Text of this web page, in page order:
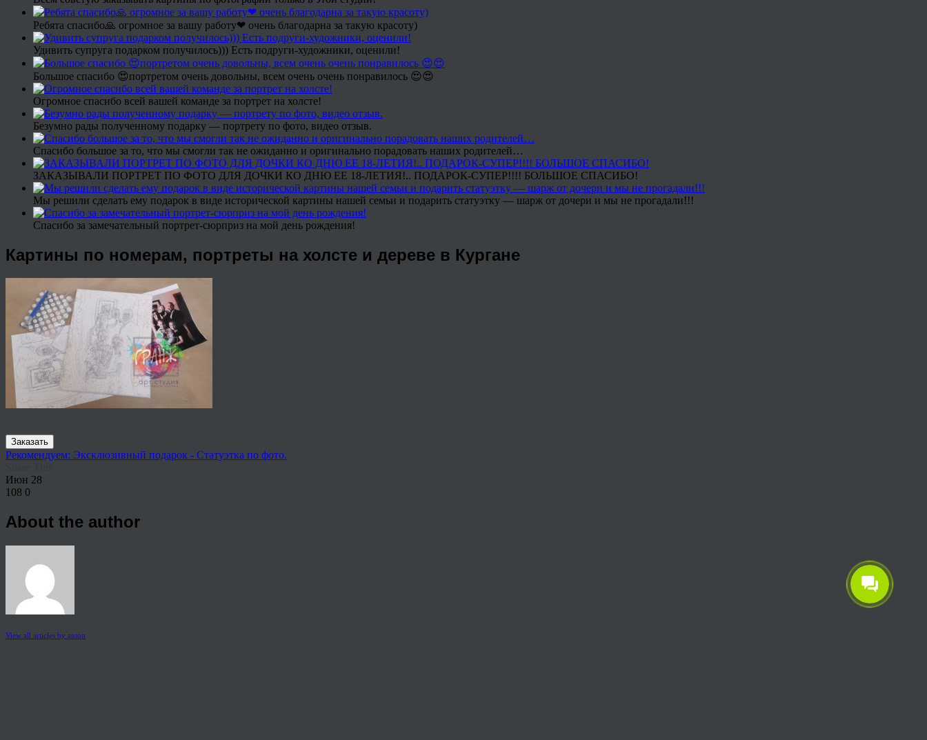
Ребята спасибо🙏 огромное за вашу работу❤ очень благодарна за такую красоту)
Удивить супруга подарком получилось))) Есть подруги-художники, оценили!
Большое спасибо 😍портретом очень довольны, всем очень очень понравилось 😍😍
Огромное спасибо всей вашей команде за портрет на холсте!
Безумно рады полученному подарку — портрету по фото, видео отзыв.
Спасибо большое за то, что мы смогли так не ожиданно и оригинально порадовать наших родителей…
ЗАКАЗЫВАЛИ ПОРТРЕТ ПО ФОТО ДЛЯ ДОЧКИ КО ДНЮ ЕЕ 18-ЛЕТИЯ!.. ПОДАРОК-СУПЕР!!!! БОЛЬШОЕ СПАСИБО!
Мы решили сделать ему подарок в виде исторической картины нашей семьи и подарить статуэтку — шарж от дочери и мы не прогадали!!!
Спасибо за замечательный портрет-сюрприз на мой день рождения!
Картины по номерам, портреты на холсте и дереве в Кургане
Заказать
Рекомендуем: Эксклюзивный подарок - Статуэтка по фото.
Июн 28
108 0
About the author
View all articles by anton